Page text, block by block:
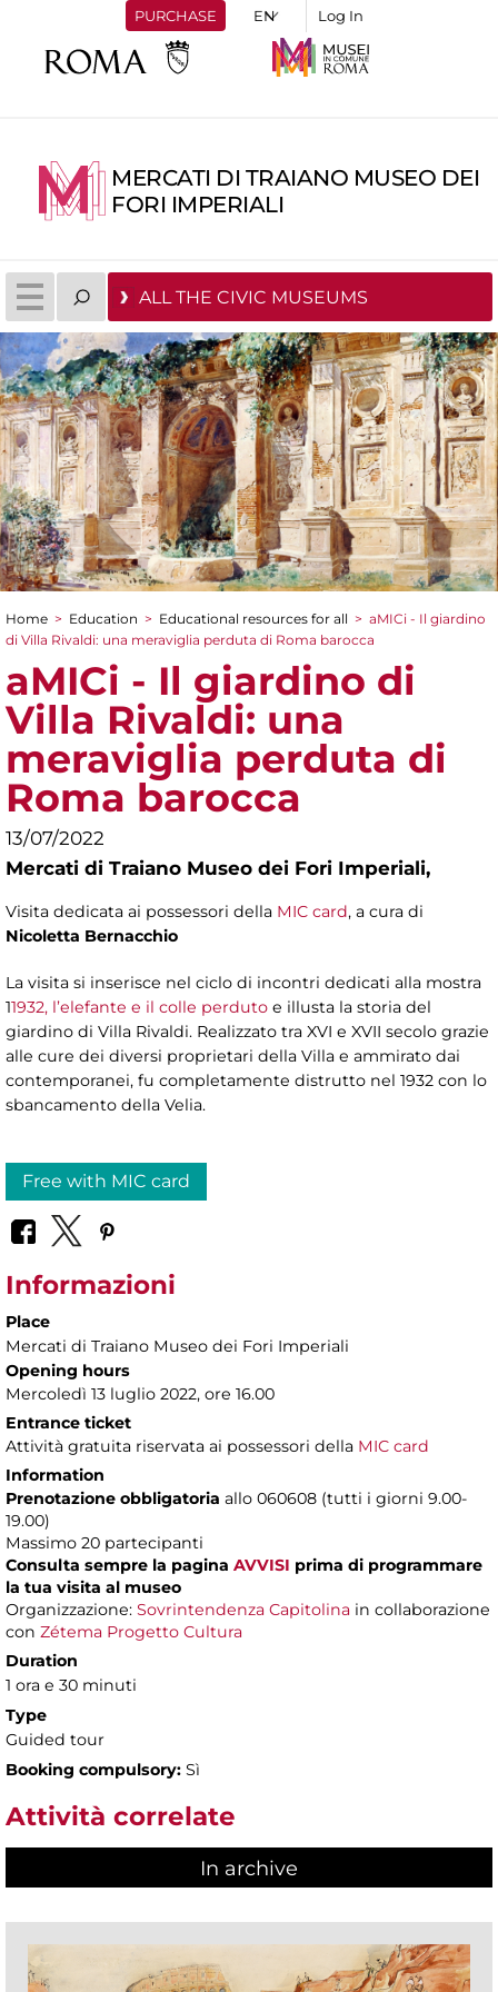
PURCHASE Log In
MERCATI DI TRAIANO MUSEO DEI
FORI IMPERIALI
ALL THE CIVIC MUSEUMS
You are here
Home > Education > Educational resources for all > aMICi - Il giardino
di Villa Rivaldi: una meraviglia perduta di Roma barocca
aMICi - Il giardino di
Villa Rivaldi: una
meraviglia perduta di
Roma barocca
13/07/2022
Mercati di Traiano Museo dei Fori Imperiali,
Visita dedicata ai possessori della MIC card, a cura di
Nicoletta Bernacchio
La visita si inserisce nel ciclo di incontri dedicati alla mostra
11932, l’elefante e il colle perduto e illusta la storia del
giardino di Villa Rivaldi. Realizzato tra XVI e XVII secolo grazie
alle cure dei diversi proprietari della Villa e ammirato dai
contemporanei, fu completamente distrutto nel 1932 con lo
sbancamento della Velia.
Free with MIC card
Informazioni
Place
Mercati di Traiano Museo dei Fori Imperiali
Opening hours
Mercoledì 13 luglio 2022, ore 16.00
Entrance ticket
Attività gratuita riservata ai possessori della MIC card
Information
Prenotazione obbligatoria allo 060608 (tutti i giorni 9.00-
19.00)
Massimo 20 partecipanti
Consulta sempre la pagina AVVISI prima di programmare
la tua visita al museo
Organizzazione: Sovrintendenza Capitolina in collaborazione
con Zétema Progetto Cultura
Duration
1 ora e 30 minuti
Type
Guided tour
Booking compulsory: Sì
Attività correlate
In archive